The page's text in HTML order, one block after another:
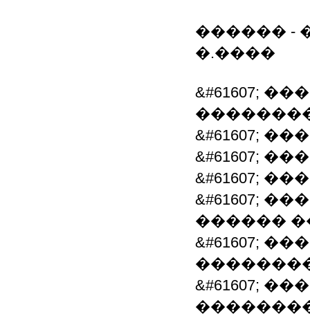
������ -
�.����
&#61607;
&#61607;
&#61607;
&#61607;
&#61607;
������
&#61607;
&#61607;